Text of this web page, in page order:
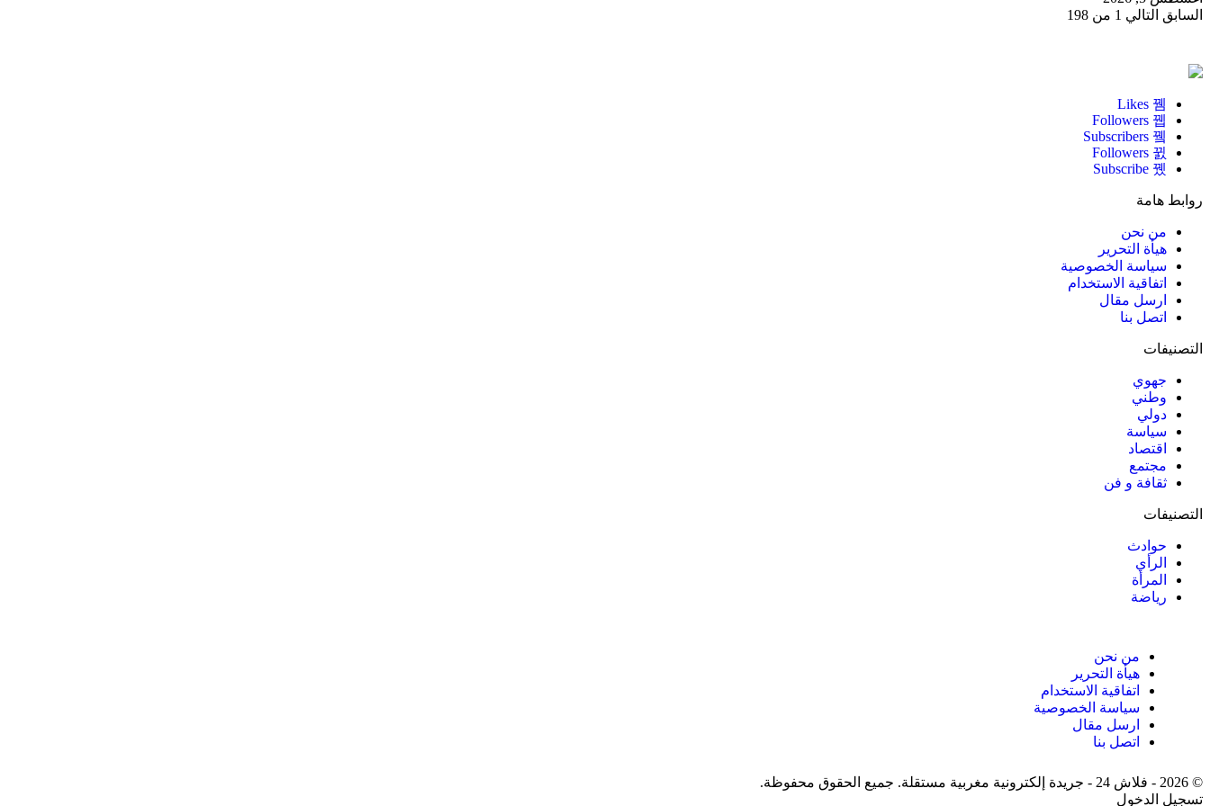
السابق التالي 1 من 198
روابط هامة
من نحن
هيأة التحرير
سياسة الخصوصية
اتفاقية الاستخدام
ارسل مقال
اتصل بنا
التصنيفات
جهوي
وطني
دولي
سياسة
اقتصاد
مجتمع
ثقافة و فن
التصنيفات
حوادث
الرأي
المرأة
رياضة
من نحن
هيأة التحرير
اتفاقية الاستخدام
سياسة الخصوصية
ارسل مقال
اتصل بنا
© 2026 - فلاش 24 - جريدة إلكترونية مغربية مستقلة. جميع الحقوق محفوظة.
تسجيل الدخول